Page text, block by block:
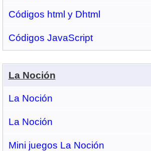
Códigos html y Dhtml
Códigos JavaScript
La Noción
La Noción
La Noción
Mini juegos La Noción